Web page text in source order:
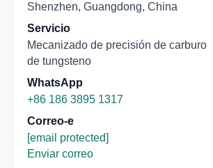
Shenzhen, Guangdong, China
Servicio
Mecanizado de precisión de carburo
de tungsteno
WhatsApp
+86 186 3895 1317
Correo-e
[email protected]
Enviar correo